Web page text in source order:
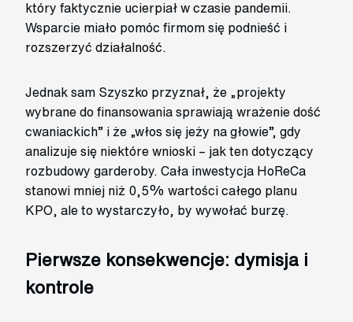
który faktycznie ucierpiał w czasie pandemii.
Wsparcie miało pomóc firmom się podnieść i
rozszerzyć działalność.
Jednak sam Szyszko przyznał, że „projekty
wybrane do finansowania sprawiają wrażenie dość
cwaniackich” i że „włos się jeży na głowie”, gdy
analizuje się niektóre wnioski – jak ten dotyczący
rozbudowy garderoby. Cała inwestycja HoReCa
stanowi mniej niż 0,5% wartości całego planu
KPO, ale to wystarczyło, by wywołać burzę.
Pierwsze konsekwencje: dymisja i
kontrole